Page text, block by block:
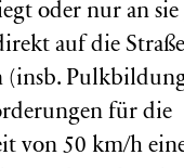
oder nur an
auf die
(insb.
für die
von 50 km/h